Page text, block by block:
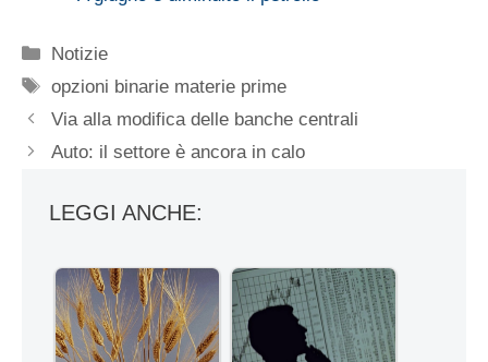
Categorie
Notizie
Tag
opzioni binarie materie prime
Via alla modifica delle banche centrali
Auto: il settore è ancora in calo
LEGGI ANCHE: